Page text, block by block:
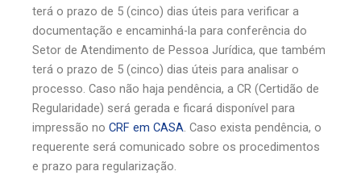
terá o prazo de 5 (cinco) dias úteis para verificar a
documentação e encaminhá-la para conferência do
Setor de Atendimento de Pessoa Jurídica, que também
terá o prazo de 5 (cinco) dias úteis para analisar o
processo. Caso não haja pendência, a CR (Certidão de
Regularidade) será gerada e ficará disponível para
impressão no CRF em CASA. Caso exista pendência, o
requerente será comunicado sobre os procedimentos
e prazo para regularização.